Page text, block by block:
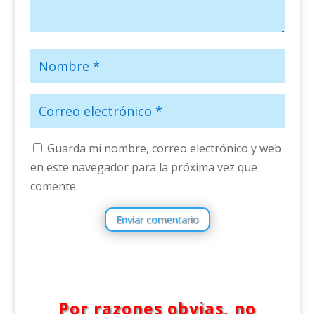
Guarda mi nombre, correo electrónico y web
en este navegador para la próxima vez que
comente.
Enviar comentario
Por razones obvias, no